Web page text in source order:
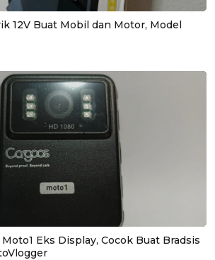
12V Buat Mobil dan Motor, Model
Eks Display, Cocok Buat Bradsis